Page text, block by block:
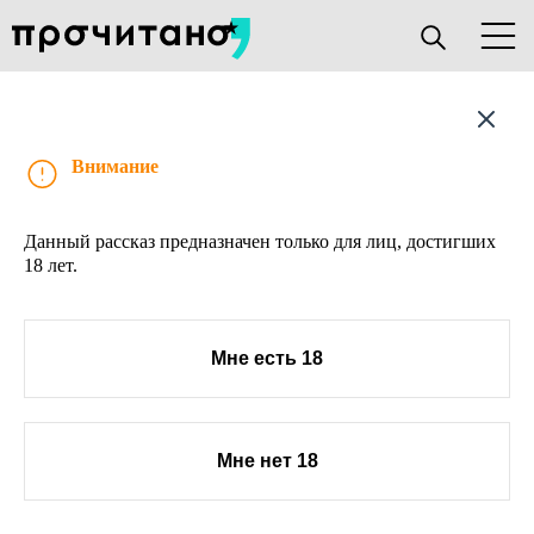
Внимание
Данный рассказ предназначен только для лиц, достигших
18 лет.
Мне есть 18
Мне нет 18